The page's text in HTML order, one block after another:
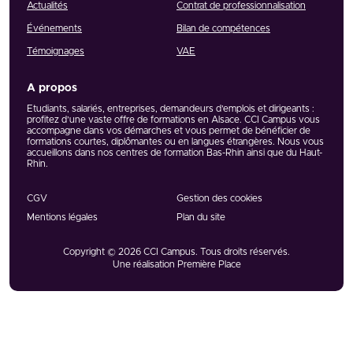
Actualités
Événements
Témoignages
Contrat de professionnalisation
Bilan de compétences
VAE
A propos
Etudiants, salariés, entreprises, demandeurs d’emplois et dirigeants :
profitez d’une vaste offre de formations en Alsace. CCI Campus vous
accompagne dans vos démarches et vous permet de bénéficier de
formations courtes, diplômantes ou en langues étrangères. Nous vous
accueillons dans nos centres de formation Bas-Rhin ainsi que du Haut-
Rhin.
CGV
Gestion des cookies
Mentions légales
Plan du site
Copyright © 2026 CCI Campus. Tous droits réservés.
Une réalisation Première Place